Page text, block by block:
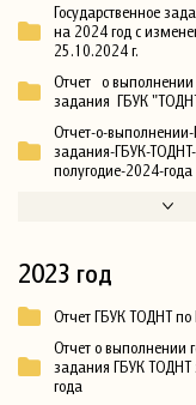
Государственное
на 2024 год с
25.10.2024 г.
Отчет о выполнении
задания ГБУК
Отчет-о-выполнении-
задания-ГБУК-
полугодие-2024-года
2023 год
Отчет ГБУК ТОДНТ по
Отчет о выполнении
задания ГБУК ТОДНТ
года